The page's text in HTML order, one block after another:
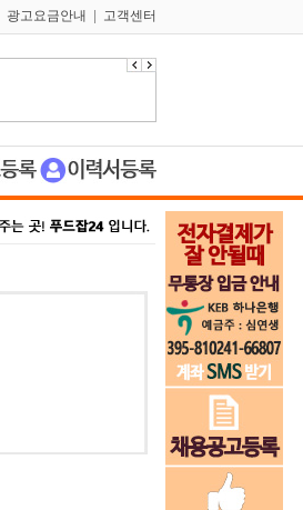
광고요금안내 고객센터